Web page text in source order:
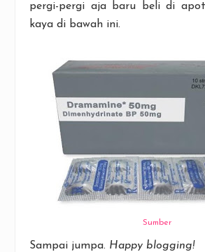
pergi-pergi aja baru beli di
kaya di bawah ini.
Sumber
Sampai jumpa. Happy blogging!